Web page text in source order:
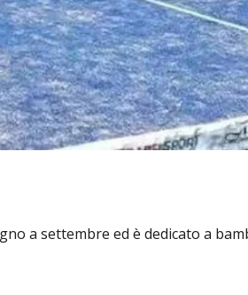
a settembre ed è dedicato a